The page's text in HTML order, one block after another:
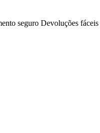
seguro Devoluções fáceis